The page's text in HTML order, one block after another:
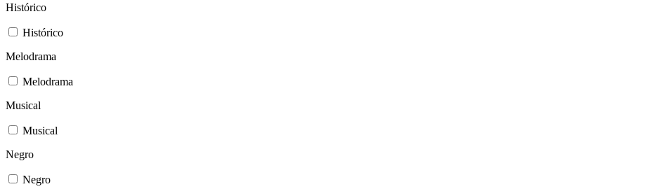
Histórico
Histórico
Melodrama
Melodrama
Musical
Musical
Negro
Negro